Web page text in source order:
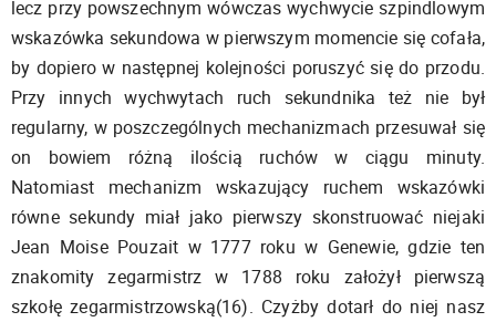
lecz przy powszechnym wówczas wychwycie szpindlowym
wskazówka sekundowa w pierwszym momencie się cofała,
by dopiero w następnej kolejności poruszyć się do przodu.
Przy innych wychwytach ruch sekundnika też nie był
regularny, w poszczególnych mechanizmach przesuwał się
on bowiem różną ilością ruchów w ciągu minuty.
Natomiast mechanizm wskazujący ruchem wskazówki
równe sekundy miał jako pierwszy skonstruować niejaki
Jean Moise Pouzait w 1777 roku w Genewie, gdzie ten
znakomity zegarmistrz w 1788 roku założył pierwszą
szkołę zegarmistrzowską(16). Czyżby dotarł do niej nasz